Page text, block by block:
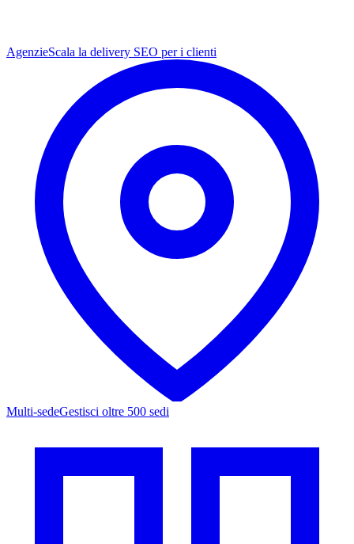
AgenzieScala la delivery SEO per i clienti
Multi-sedeGestisci oltre 500 sedi